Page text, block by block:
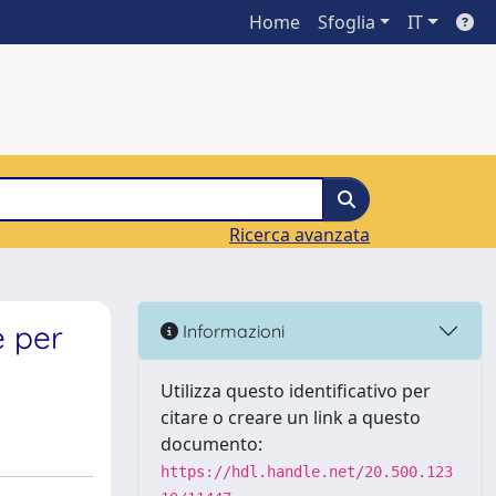
Home Sfoglia IT
Ricerca avanzata
per
Informazioni
Utilizza questo identificativo per
citare o creare un link a questo
documento:
https://hdl.handle.net/20.500.123